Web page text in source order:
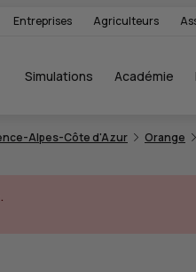
Entreprises Agriculteurs
Simulations Académie
Alpes-Côte d'Azur Orange